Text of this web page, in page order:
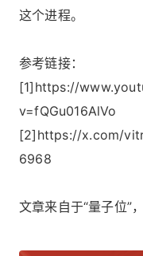
这个进程。
参考链接：
[1]https://
v=fQGu016AlVo
[2]https://x.com/
6968
文章来自于“量子位”，